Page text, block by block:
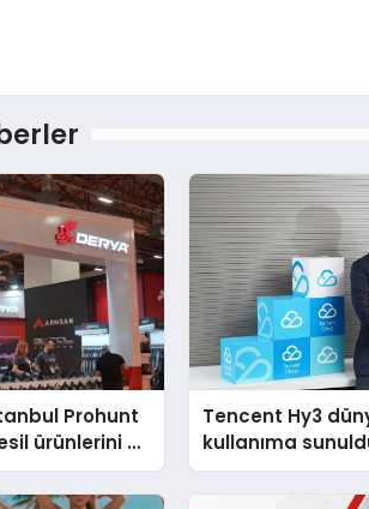
Prohunt
ürünlerini ve
Tencent Hy3
kullanıma